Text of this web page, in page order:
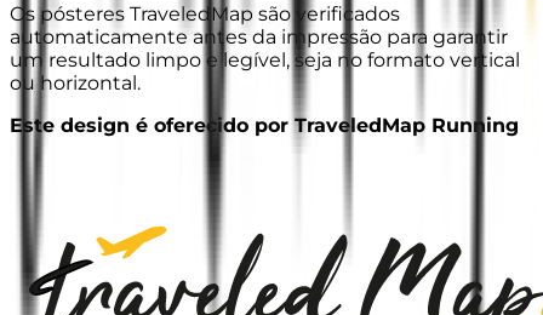
Os pósteres TraveledMap são verificados
automaticamente antes da impressão para garantir
um resultado limpo e legível, seja no formato vertical
ou horizontal.
Este design é oferecido por TraveledMap Running